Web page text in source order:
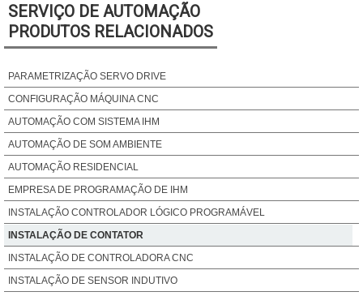
SERVIÇO DE AUTOMAÇÃO
PRODUTOS RELACIONADOS
PARAMETRIZAÇÃO SERVO DRIVE
CONFIGURAÇÃO MÁQUINA CNC
AUTOMAÇÃO COM SISTEMA IHM
AUTOMAÇÃO DE SOM AMBIENTE
AUTOMAÇÃO RESIDENCIAL
EMPRESA DE PROGRAMAÇÃO DE IHM
INSTALAÇÃO CONTROLADOR LÓGICO PROGRAMÁVEL
INSTALAÇÃO DE CONTATOR
INSTALAÇÃO DE CONTROLADORA CNC
INSTALAÇÃO DE SENSOR INDUTIVO